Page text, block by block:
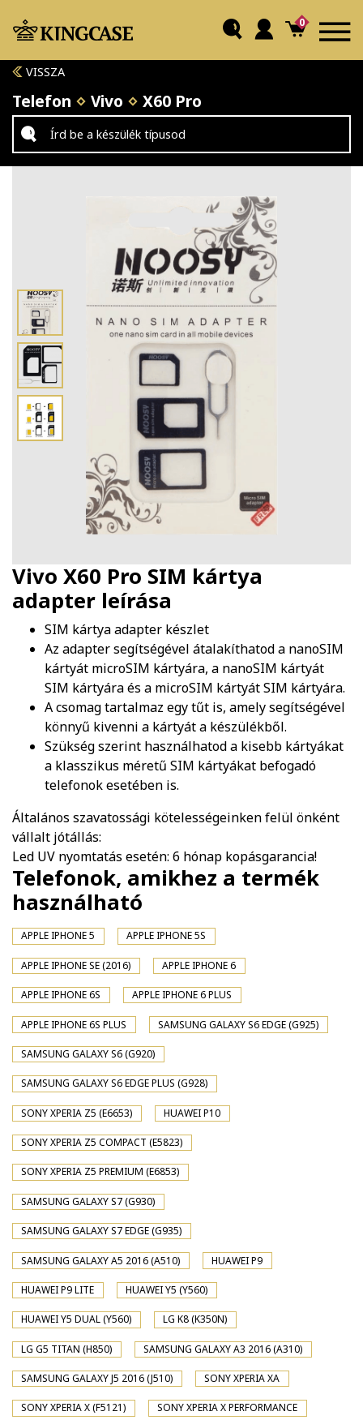
0
VISSZA
Telefon Vivo X60 Pro
Vivo X60 Pro SIM kártya
adapter leírása
SIM kártya adapter készlet
Az adapter segítségével átalakíthatod a nanoSIM
kártyát microSIM kártyára, a nanoSIM kártyát
SIM kártyára és a microSIM kártyát SIM kártyára.
A csomag tartalmaz egy tűt is, amely segítségével
könnyű kivenni a kártyát a készülékből.
Szükség szerint használhatod a kisebb kártyákat
a klasszikus méretű SIM kártyákat befogadó
telefonok esetében is.
Általános szavatossági kötelességeinken felül önként
vállalt jótállás:
Led UV nyomtatás esetén: 6 hónap kopásgarancia!
Telefonok, amikhez a termék
használható
APPLE IPHONE 5 APPLE IPHONE 5S
APPLE IPHONE SE (2016) APPLE IPHONE 6
APPLE IPHONE 6S APPLE IPHONE 6 PLUS
APPLE IPHONE 6S PLUS SAMSUNG GALAXY S6 EDGE (G925)
SAMSUNG GALAXY S6 (G920)
SAMSUNG GALAXY S6 EDGE PLUS (G928)
SONY XPERIA Z5 (E6653) HUAWEI P10
SONY XPERIA Z5 COMPACT (E5823)
SONY XPERIA Z5 PREMIUM (E6853)
SAMSUNG GALAXY S7 (G930)
SAMSUNG GALAXY S7 EDGE (G935)
SAMSUNG GALAXY A5 2016 (A510) HUAWEI P9
HUAWEI P9 LITE HUAWEI Y5 (Y560)
HUAWEI Y5 DUAL (Y560) LG K8 (K350N)
LG G5 TITAN (H850) SAMSUNG GALAXY A3 2016 (A310)
SAMSUNG GALAXY J5 2016 (J510) SONY XPERIA XA
SONY XPERIA X (F5121) SONY XPERIA X PERFORMANCE